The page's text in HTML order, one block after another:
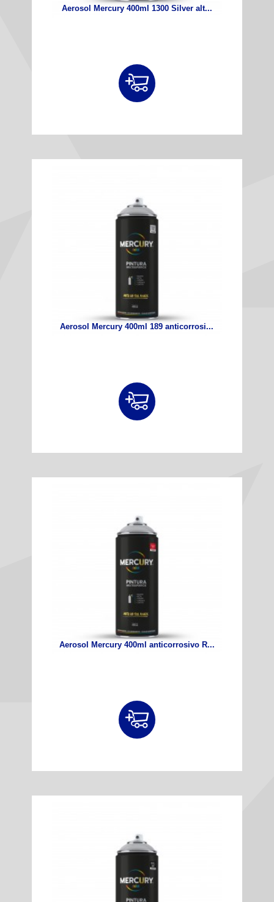
Aerosol Mercury 400ml 1300 Silver alt...
Aerosol Mercury 400ml 189 anticorrosi...
Aerosol Mercury 400ml anticorrosivo R...